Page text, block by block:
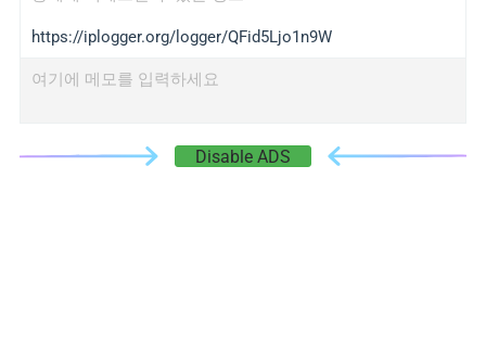
https://iplogger.org/logger/QFid5Ljo1n9W
여기에 메모를 입력하세요
Disable ADS